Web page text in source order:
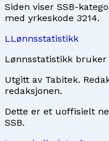
Siden viser SSB-
med yrkeskode 3214.
LLønnsstatistikk
Lønnsstatistikk bruker
Utgitt av Tabitek.
redaksjonen.
Dette er et uoffisielt
SSB.